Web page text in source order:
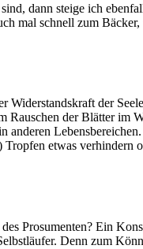
dann steige ich
mal schnell zum
der
der Blätter im
etwas
Prosumenten? Ein
Denn zum